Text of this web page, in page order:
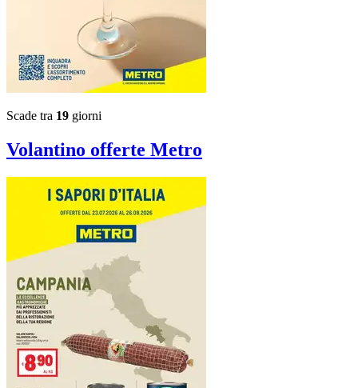
Scade tra 19 giorni
Volantino offerte Metro